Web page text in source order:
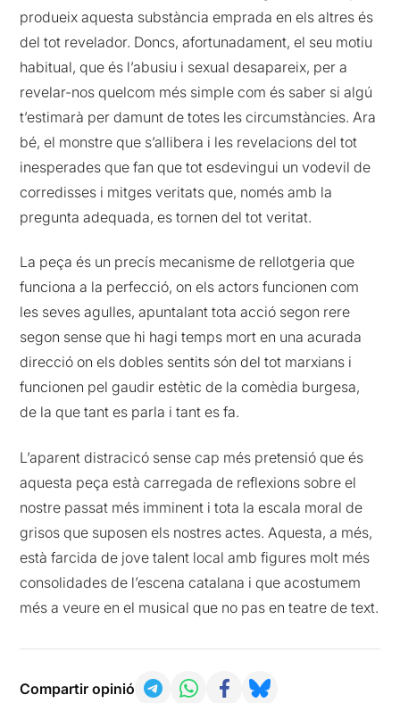
produeix aquesta substància emprada en els altres és
del tot revelador. Doncs, afortunadament, el seu motiu
habitual, que és l’abusiu i sexual desapareix, per a
revelar-nos quelcom més simple com és saber si algú
t’estimarà per damunt de totes les circumstàncies. Ara
bé, el monstre que s’allibera i les revelacions del tot
inesperades que fan que tot esdevingui un vodevil de
corredisses i mitges veritats que, només amb la
pregunta adequada, es tornen del tot veritat.
La peça és un precís mecanisme de rellotgeria que
funciona a la perfecció, on els actors funcionen com
les seves agulles, apuntalant tota acció segon rere
segon sense que hi hagi temps mort en una acurada
direcció on els dobles sentits són del tot marxians i
funcionen pel gaudir estètic de la comèdia burgesa,
de la que tant es parla i tant es fa.
L’aparent distracicó sense cap més pretensió que és
aquesta peça està carregada de reflexions sobre el
nostre passat més imminent i tota la escala moral de
grisos que suposen els nostres actes. Aquesta, a més,
està farcida de jove talent local amb figures molt més
consolidades de l’escena catalana i que acostumem
més a veure en el musical que no pas en teatre de text.
Compartir opinió